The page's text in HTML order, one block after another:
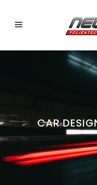
CAR